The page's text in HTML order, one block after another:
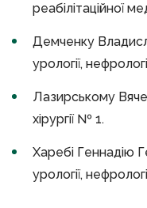
реабілітаційної
Демченку
урології,
Лазирському
хірургії № 1.
Харебі Геннадію
урології,